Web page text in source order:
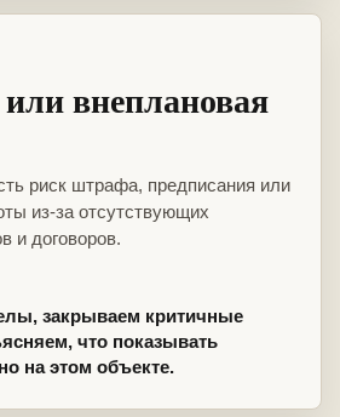
внеплановая
риск штрафа, предписания или
из-за отсутствующих
и договоров.
закрываем критичные
что показывать
на этом объекте.